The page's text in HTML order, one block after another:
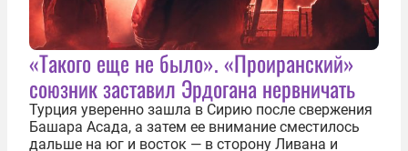
«Такого еще не было». «Проиранский»
союзник заставил Эрдогана нервничать
Турция уверенно зашла в Сирию после свержения
Башара Асада, а затем ее внимание сместилось
дальше на юг и восток — в сторону Ливана и